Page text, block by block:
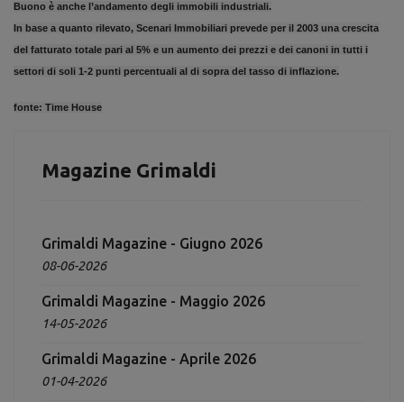
Buono è anche l’andamento degli immobili industriali.
In base a quanto rilevato, Scenari Immobiliari prevede per il 2003 una crescita
del fatturato totale pari al 5% e un aumento dei prezzi e dei canoni in tutti i
settori di soli 1-2 punti percentuali al di sopra del tasso di inflazione.
fonte: Time House
Magazine Grimaldi
Grimaldi Magazine - Giugno 2026
08-06-2026
Grimaldi Magazine - Maggio 2026
14-05-2026
Grimaldi Magazine - Aprile 2026
01-04-2026